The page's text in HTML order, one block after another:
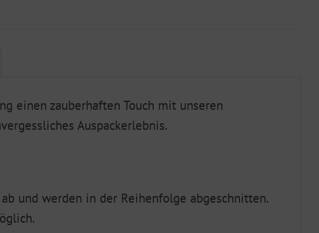
einen zauberhaften Touch mit unseren
Auspackerlebnis.
und werden in der Reihenfolge abgeschnitten.